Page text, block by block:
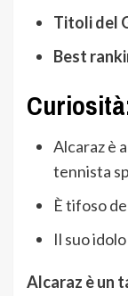
Titoli del
Best
Alcaraz è
tennista
È tifoso
Il suo
Alcaraz è un